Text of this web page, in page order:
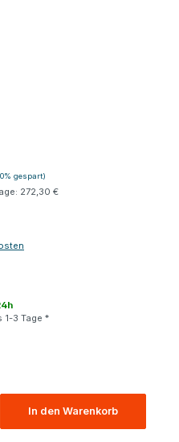
gespart)
272,30 €
1-3 Tage *
In den Warenkorb